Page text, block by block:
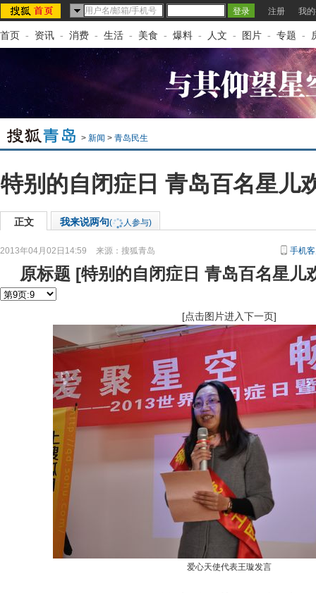
注册 我
首页 - 资讯 - 消费 - 生活 - 美食 - 爆料 - 人文 - 图片 - 专题 -
> 新闻 > 青岛民生
特别的自闭症日 青岛百名星儿
正文 我来说两句( 人参与)
2013年04月02日14:59 来源： 搜狐青岛 手机
原标题 [特别的自闭症日 青岛百名星儿
[点击图片进入下一页]
爱心天使代表王璇发言